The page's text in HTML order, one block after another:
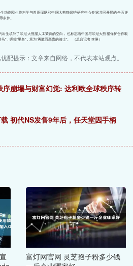
动物园生物科学与兽医团队和中国大熊猫保护研究中心专家共同开展的全面评
条件。
出生填补了印尼大熊猫人工繁育的空白，也标志着中国与印尼大熊猫保护合作取
”，昵称“里奥”，意为“勇敢而高贵的骑士”。 （总台记者 李琳）
配提示：文章来自网络，不代表本站观点。
序崩塌与财富幻觉: 达利欧全球秩序转
初代NS发售9年后，任天堂因手柄
富灯网官网 灵芝孢子粉多少钱